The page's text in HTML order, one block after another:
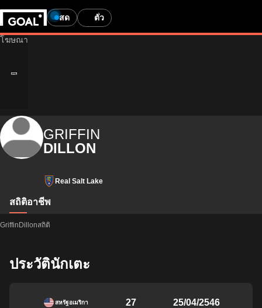
สด ตั๋ว
GRIFFIN
DILLON
Real Salt Lake
สถิติอาชีพ
GriffinDillonสถิติ
ประวัตินักเตะ
สหรัฐอเมริกา 27 25/04/2546